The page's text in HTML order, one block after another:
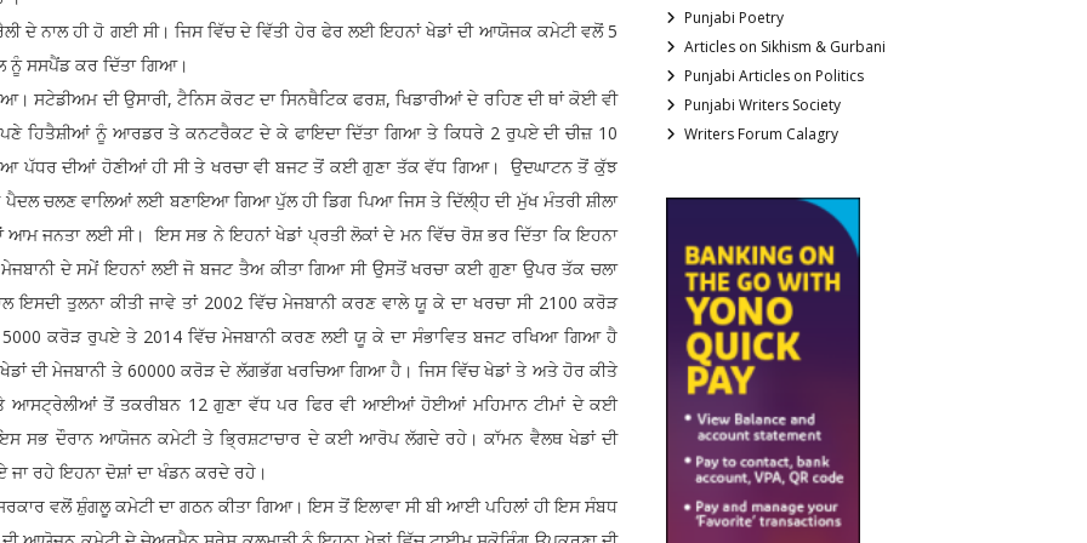
ਦੇ ਨਾਲ ਹੀ ਹੋ ਗਈ ਸੀ। ਜਿਸ ਵਿੱਚ ਦੇ ਵਿੱਤੀ ਹੇਰ ਫੇਰ ਲਈ ਇਹਨਾਂ ਖੇਡਾਂ ਦੀ ਆਯੋਜਕ ਕਮੇਟੀ ਵਲੋਂ 5
ਨੂੰ ਸਸਪੈਂਡ ਕਰ ਦਿੱਤਾ ਗਿਆ।
ਸਟੇਡੀਅਮ ਦੀ ਉਸਾਰੀ, ਟੈਨਿਸ ਕੋਰਟ ਦਾ ਸਿਨਥੈਟਿਕ ਫਰਸ਼, ਖਿਡਾਰੀਆਂ ਦੇ ਰਹਿਣ ਦੀ ਥਾਂ ਕੋਈ ਵੀ
ਹਿਤੈਸ਼ੀਆਂ ਨੂੰ ਆਰਡਰ ਤੇ ਕਨਟਰੈਕਟ ਦੇ ਕੇ ਫਾਇਦਾ ਦਿੱਤਾ ਗਿਆ ਤੇ ਕਿਧਰੇ 2 ਰੁਪਏ ਦੀ ਚੀਜ਼ 10
ਪੱਧਰ ਦੀਆਂ ਹੋਣੀਆਂ ਹੀ ਸੀ ਤੇ ਖਰਚਾ ਵੀ ਬਜਟ ਤੋਂ ਕਈ ਗੁਣਾ ਤੱਕ ਵੱਧ ਗਿਆ। ਉਦਘਾਟਨ ਤੋਂ ਕੁੱਝ
ਪੈਦਲ ਚਲਣ ਵਾਲਿਆਂ ਲਈ ਬਣਾਇਆ ਗਿਆ ਪੁੱਲ ਹੀ ਡਿਗ ਪਿਆ ਜਿਸ ਤੇ ਦਿੱਲੀ੍ਹ ਦੀ ਮੁੱਖ ਮੰਤਰੀ ਸ਼ੀਲਾ
ਜਨਤਾ ਲਈ ਸੀ। ਇਸ ਸਭ ਨੇ ਇਹਨਾਂ ਖੇਡਾਂ ਪ੍ਰਤੀ ਲੋਕਾਂ ਦੇ ਮਨ ਵਿੱਚ ਰੋਸ਼ ਭਰ ਦਿੱਤਾ ਕਿ ਇਹਨਾ
ਦੇ ਸਮੇਂ ਇਹਨਾਂ ਲਈ ਜੋ ਬਜਟ ਤੈਅ ਕੀਤਾ ਗਿਆ ਸੀ ਉਸਤੋਂ ਖਰਚਾ ਕਈ ਗੁਣਾ ਉਪਰ ਤੱਕ ਚਲਾ
ਤੁਲਨਾ ਕੀਤੀ ਜਾਵੇ ਤਾਂ 2002 ਵਿੱਚ ਮੇਜਬਾਨੀ ਕਰਣ ਵਾਲੇ ਯੂ ਕੇ ਦਾ ਖਰਚਾ ਸੀ 2100 ਕਰੋੜ
ਕਰੋੜ ਰੁਪਏ ਤੇ 2014 ਵਿੱਚ ਮੇਜਬਾਨੀ ਕਰਣ ਲਈ ਯੂ ਕੇ ਦਾ ਸੰਭਾਵਿਤ ਬਜਟ ਰਖਿਆ ਗਿਆ ਹੈ
ਦੀ ਮੇਜਬਾਨੀ ਤੇ 60000 ਕਰੋੜ ਦੇ ਲੱਗਭੱਗ ਖਰਚਿਆ ਗਿਆ ਹੈ। ਜਿਸ ਵਿੱਚ ਖੇਡਾਂ ਤੇ ਅਤੇ ਹੋਰ ਕੀਤੇ
ਆਸਟ੍ਰੇਲੀਆਂ ਤੋਂ ਤਕਰੀਬਨ 12 ਗੁਣਾ ਵੱਧ ਪਰ ਫਿਰ ਵੀ ਆਈਆਂ ਹੋਈਆਂ ਮਹਿਮਾਨ ਟੀਮਾਂ ਦੇ ਕਈ
ਸਭ ਦੌਰਾਨ ਆਯੋਜਨ ਕਮੇਟੀ ਤੇ ਭ੍ਰਿਸ਼ਟਾਚਾਰ ਦੇ ਕਈ ਆਰੋਪ ਲੱਗਦੇ ਰਹੇ। ਕਾੱਮਨ ਵੈਲਥ ਖੇਡਾਂ ਦੀ
ਰਹੇ ਇਹਨਾ ਦੋਸ਼ਾਂ ਦਾ ਖੰਡਨ ਕਰਦੇ ਰਹੇ।
ਵਲੋਂ ਸ਼ੁੰਗਲੂ ਕਮੇਟੀ ਦਾ ਗਠਨ ਕੀਤਾ ਗਿਆ। ਇਸ ਤੋਂ ਇਲਾਵਾ ਸੀ ਬੀ ਆਈ ਪਹਿਲਾਂ ਹੀ ਇਸ ਸੰਬਧ
Punjabi Poetry
Articles on Sikhism & Gurbani
Punjabi Articles on Politics
Punjabi Writers Society
Writers Forum Calagry